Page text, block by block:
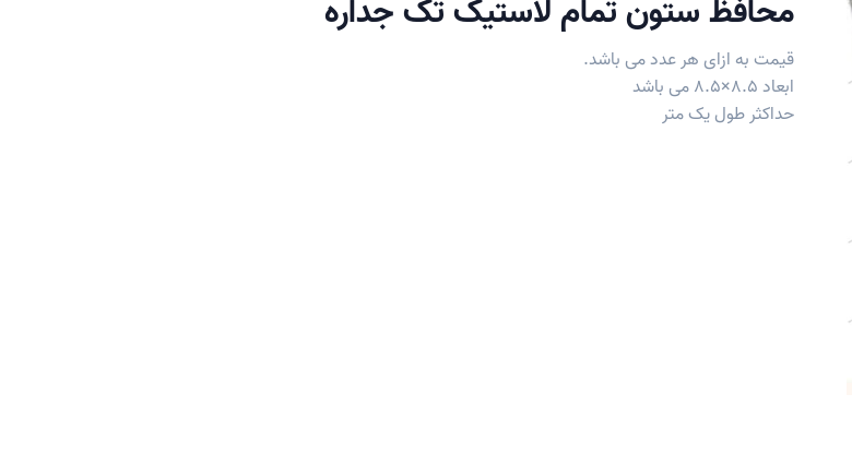
محافظ ستون تمام لاستیک تک جداره
قیمت به ازای هر عدد می باشد.
ابعاد 8.5×8.5 می باشد
حداکثر طول یک متر